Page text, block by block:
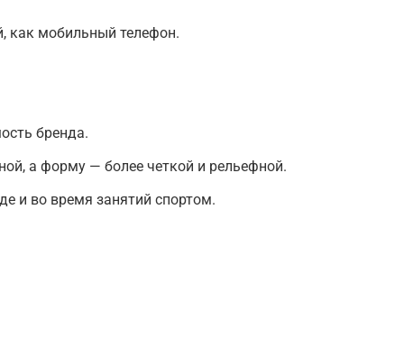
как мобильный телефон.
бренда.
а форму — более четкой и рельефной.
и во время занятий спортом.